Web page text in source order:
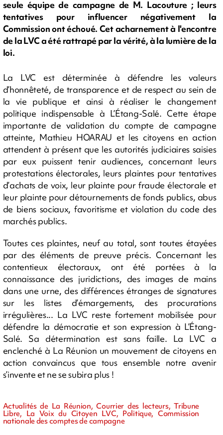
seule équipe de campagne de M. Lacouture ; leurs
tentatives pour influencer négativement la
Commission ont échoué. Cet acharnement à l'encontre
de la LVC a été rattrapé par la vérité, à la lumière de la
loi.
La LVC est déterminée à défendre les valeurs
d’honnêteté, de transparence et de respect au sein de
la vie publique et ainsi à réaliser le changement
politique indispensable à L’Étang-Salé. Cette étape
importante de validation du compte de campagne
atteinte, Mathieu HOARAU et les citoyens en action
attendent à présent que les autorités judiciaires saisies
par eux puissent tenir audiences, concernant leurs
protestations électorales, leurs plaintes pour tentatives
d’achats de voix, leur plainte pour fraude électorale et
leur plainte pour détournements de fonds publics, abus
de biens sociaux, favoritisme et violation du code des
marchés publics.
Toutes ces plaintes, neuf au total, sont toutes étayées
par des éléments de preuve précis. Concernant les
contentieux électoraux, ont été portées à la
connaissance des juridictions, des images de mains
dans une urne, des différences étranges de signatures
sur les listes d’émargements, des procurations
irrégulières... La LVC reste fortement mobilisée pour
défendre la démocratie et son expression à L’Étang-
Salé. Sa détermination est sans faille. La LVC a
enclenché à La Réunion un mouvement de citoyens en
action convaincus que tous ensemble notre avenir
s’invente et ne se subira plus !
Actualités de La Réunion, Courrier des lecteurs, Tribune
Libre, La Voix du Citoyen LVC, Politique, Commission
nationale des comptes de campagne